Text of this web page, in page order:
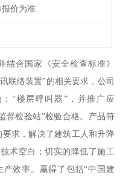
价为准
合国家《安全检查标准》
联络装置”的相关要求，公司
“楼层呼叫器”，并推广应
督检验站”检验合格。产品符
要求，解决了建筑工人和升降
术空白；切实的降低了施工
效率。赢得了包括“中国建